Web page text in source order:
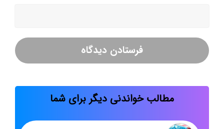
مطالب خواندنی دیگر برای شما